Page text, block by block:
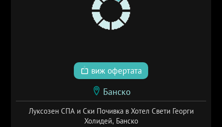
виж офертата
Банско
Луксозен СПА и Ски Почивка в Хотел Свети Георги
Холидей, Банско